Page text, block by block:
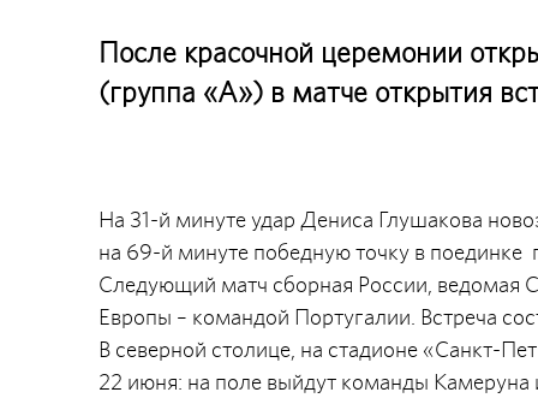
После красочной церемонии
(группа «А») в матче открытия
На 31-й минуте удар Дениса Глушакова
на 69-й минуте победную точку в
Следующий матч сборная России, ведомая
Европы – командой Португалии. Встреча
В северной столице, на стадионе «Санкт-
22 июня: на поле выйдут команды